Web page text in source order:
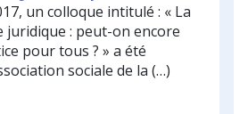
un colloque intitulé : « La
juridique : peut-on encore
pour tous ? » a été
sociale de la (…)